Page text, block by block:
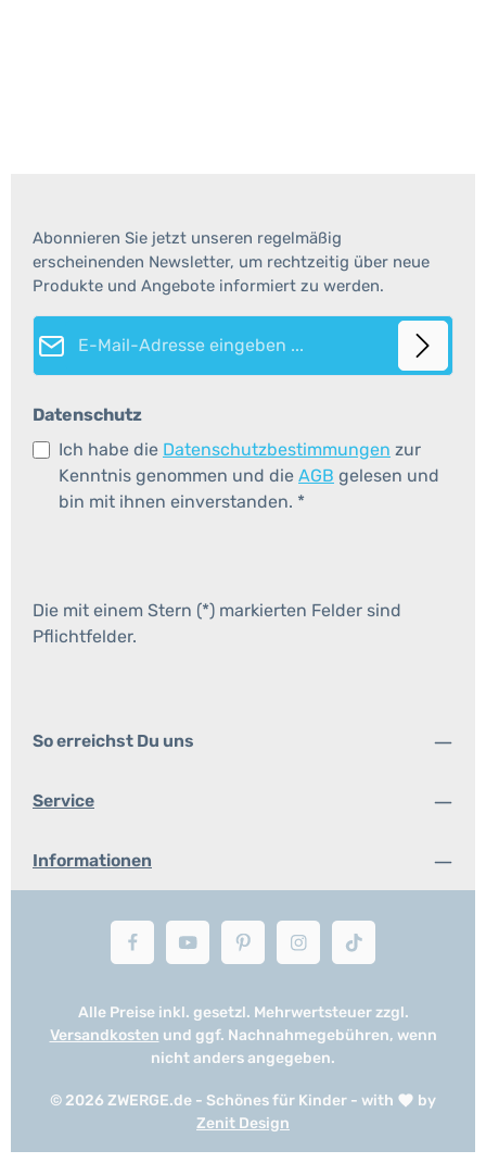
Abonnieren Sie jetzt unseren regelmäßig
erscheinenden Newsletter, um rechtzeitig über neue
Produkte und Angebote informiert zu werden.
E-Mail-Adresse*
Datenschutz
Ich habe die Datenschutzbestimmungen zur
Kenntnis genommen und die AGB gelesen und
bin mit ihnen einverstanden. *
Die mit einem Stern (*) markierten Felder sind
Pflichtfelder.
So erreichst Du uns
Service
Informationen
© 2026 ZWERGE.de - Schönes für Kinder - with
by
Zenit Design
Alle Preise inkl. gesetzl. Mehrwertsteuer zzgl.
Versandkosten und ggf. Nachnahmegebühren, wenn
nicht anders angegeben.